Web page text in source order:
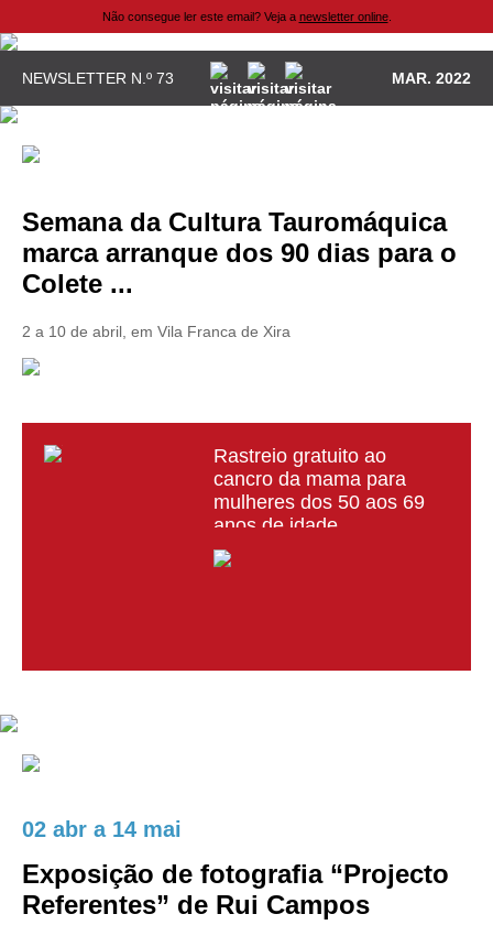
Não consegue ler este email? Veja a newsletter online.
NEWSLETTER N.º 73 MAR. 2022
Semana da Cultura Tauromáquica
marca arranque dos 90 dias para o
Colete ...
2 a 10 de abril, em Vila Franca de Xira
Rastreio gratuito ao
cancro da mama para
mulheres dos 50 aos 69
anos de idade
02 abr a14 mai
Exposição de fotografia “Projecto
Referentes” de Rui Campos